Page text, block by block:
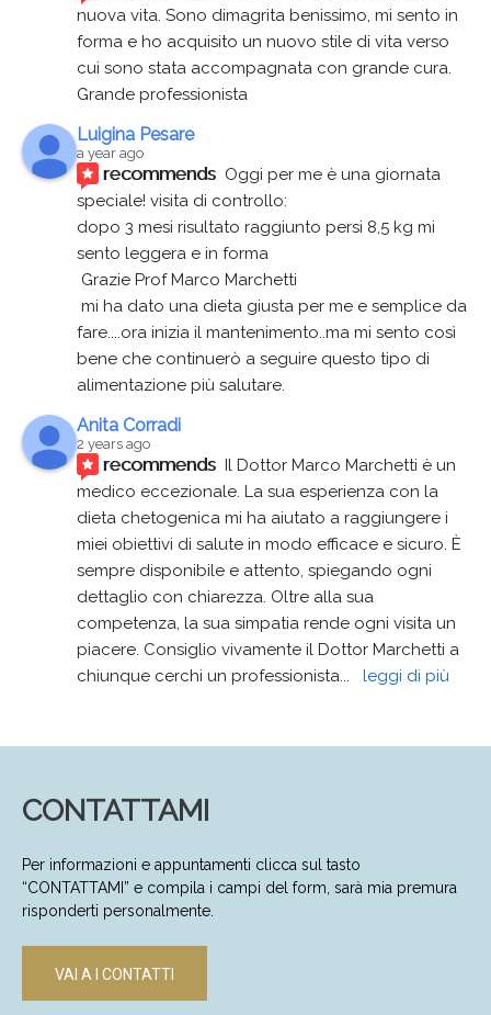
nuova vita. Sono dimagrita benissimo, mi sento in
forma e ho acquisito un nuovo stile di vita verso
cui sono stata accompagnata con grande cura.
Grande professionista
Luigina Pesare
a year ago
recommends Oggi per me è una giornata
speciale! visita di controllo:
dopo 3 mesi risultato raggiunto persi 8,5 kg mi
sento leggera e in forma
Grazie Prof Marco Marchetti
fare....ora inizia il mantenimento..ma mi sento così
bene che continuerò a seguire questo tipo di
alimentazione più salutare.
Anita Corradi
2 years ago
recommends Il Dottor Marco Marchetti è un
medico eccezionale. La sua esperienza con la
dieta chetogenica mi ha aiutato a raggiungere i
miei obiettivi di salute in modo efficace e sicuro. È
sempre disponibile e attento, spiegando ogni
dettaglio con chiarezza. Oltre alla sua
competenza, la sua simpatia rende ogni visita un
piacere. Consiglio vivamente il Dottor Marchetti a
chiunque cerchi un professionista... leggi di più
CONTATTAMI
Per informazioni e appuntamenti clicca sul tasto
“CONTATTAMI” e compila i campi del form, sarà mia premura
risponderti personalmente.
VAI A I CONTATTI